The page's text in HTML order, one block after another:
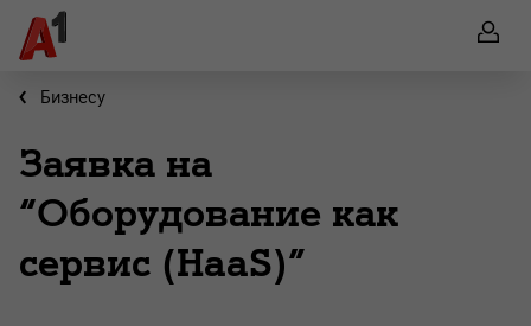
Бизнесу
Заявка на
“Оборудование как
сервис (HaaS)”